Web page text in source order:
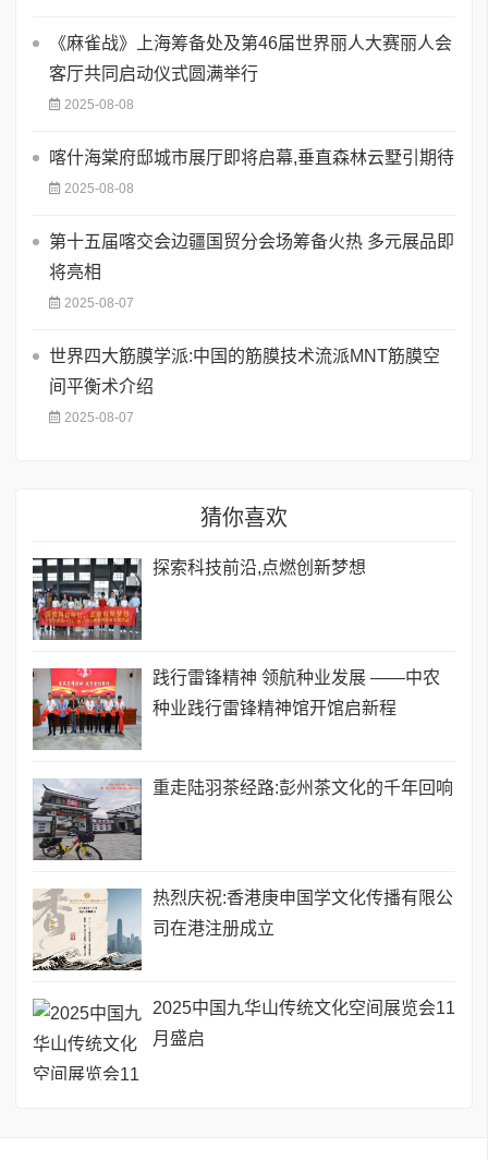
《麻雀战》上海筹备处及第46届世界丽人大赛丽人会
客厅共同启动仪式圆满举行
2025-08-08
喀什海棠府邸城市展厅即将启幕,垂直森林云墅引期待
2025-08-08
第十五届喀交会边疆国贸分会场筹备火热 多元展品即
将亮相
2025-08-07
世界四大筋膜学派:中国的筋膜技术流派MNT筋膜空
间平衡术介绍
2025-08-07
猜你喜欢
探索科技前沿,点燃创新梦想
践行雷锋精神 领航种业发展 ——中农
种业践行雷锋精神馆开馆启新程
重走陆羽茶经路:彭州茶文化的千年回响
热烈庆祝:香港庚申国学文化传播有限公
司在港注册成立
2025中国九华山传统文化空间展览会11
月盛启